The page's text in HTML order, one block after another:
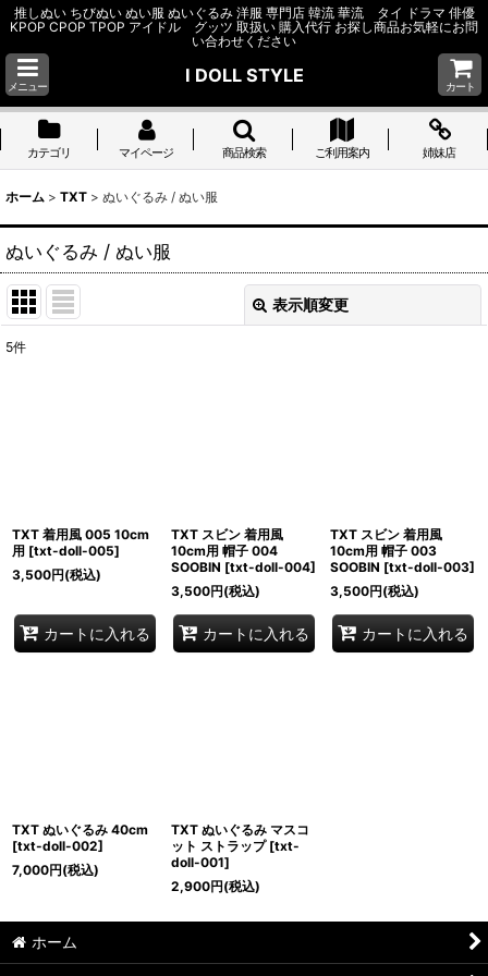
推しぬい ちびぬい ぬい服 ぬいぐるみ 洋服 専門店 韓流 華流 タイ ドラマ 俳優
KPOP CPOP TPOP アイドル グッツ 取扱い 購入代行 お探し商品お気軽にお問
い合わせください
メニュー
I DOLL STYLE
カート
カテゴリ マイページ 商品検索 ご利用案内 姉妹店
ホーム > TXT > ぬいぐるみ / ぬい服
ぬいぐるみ / ぬい服
表示順変更
5件
TXT 着用風 005 10cm
用 [txt-doll-005]
3,500円(税込)
カートに入れる
TXT スビン 着用風
10cm用 帽子 004
SOOBIN [txt-doll-004]
3,500円(税込)
カートに入れる
TXT スビン 着用風
10cm用 帽子 003
SOOBIN [txt-doll-003]
3,500円(税込)
カートに入れる
TXT ぬいぐるみ 40cm
[txt-doll-002]
7,000円(税込)
TXT ぬいぐるみ マスコ
ット ストラップ [txt-
doll-001]
2,900円(税込)
ホーム